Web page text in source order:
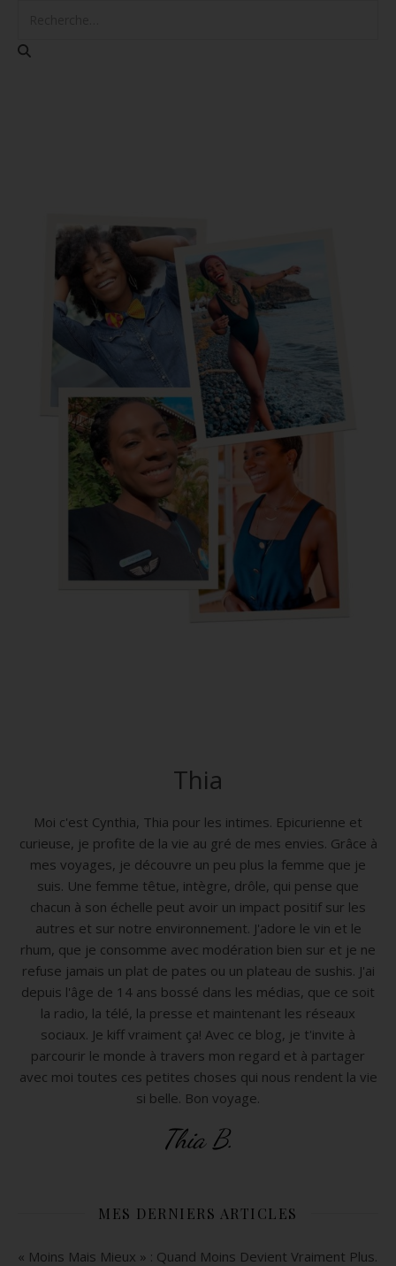
Thia
Moi c'est Cynthia, Thia pour les intimes. Epicurienne et
curieuse, je profite de la vie au gré de mes envies. Grâce à
mes voyages, je découvre un peu plus la femme que je
suis. Une femme têtue, intègre, drôle, qui pense que
chacun à son échelle peut avoir un impact positif sur les
autres et sur notre environnement. J'adore le vin et le
rhum, que je consomme avec modération bien sur et je ne
refuse jamais un plat de pates ou un plateau de sushis. J'ai
depuis l'âge de 14 ans bossé dans les médias, que ce soit
la radio, la télé, la presse et maintenant les réseaux
sociaux. Je kiff vraiment ça! Avec ce blog, je t'invite à
parcourir le monde à travers mon regard et à partager
avec moi toutes ces petites choses qui nous rendent la vie
si belle. Bon voyage.
Thia B.
MES DERNIERS ARTICLES
« Moins Mais Mieux » : Quand Moins Devient Vraiment Plus.